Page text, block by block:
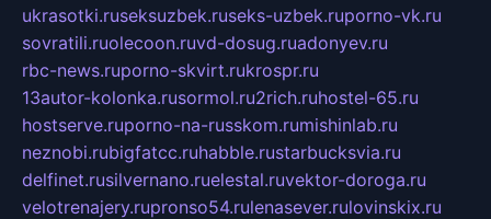
ukrasotki.ruseksuzbek.ruseks-uzbek.ruporno-vk.ru
sovratili.ruolecoon.ruvd-dosug.ruadonyev.ru
rbc-news.ruporno-skvirt.rukrospr.ru
13autor-kolonka.rusormol.ru2rich.ruhostel-65.ru
hostserve.ruporno-na-russkom.rumishinlab.ru
neznobi.rubigfatcc.ruhabble.rustarbucksvia.ru
delfinet.rusilvernano.ruelestal.ruvektor-doroga.ru
velotrenajery.rupronso54.rulenasever.rulovinskix.ru